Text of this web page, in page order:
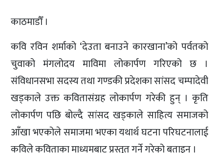
काठमाडौँ ।
कवि रविन शर्माको ‘देउता बनाउने कारखाना’को पर्वतको
चुवाको मंगलोदय माविमा लोकार्पण गरिएको छ ।
संविधानसभा सदस्य तथा गण्डकी प्रदेशका सांसद चम्पादेवी
खड्काले उक्त कवितासंग्रह लोकार्पण गरेकी हुन् । कृति
लोकार्पण पछि बोल्दै सांसद खड्काले साहित्य समाजको
आँखा भएकोले समाजमा भएका यथार्थ घटना परिघटनालाई
कविले कविताका माध्यमबाट प्रस्तुत गर्ने गरेको बताइन् ।